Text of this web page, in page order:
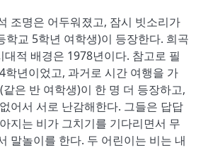
조명은 어두워졌고, 잠시 빗소리가
학교 5학년 여학생)이 등장한다. 희곡
대적 배경은 1978년이다. 참고로 필
학년이었고, 과거로 시간 여행을 가
은 반 여학생)이 한 명 더 등장하고,
어서 서로 난감해한다. 그들은 답답
지는 비가 그치기를 기다리면서 무
말놀이를 한다. 두 어린이는 비는 내